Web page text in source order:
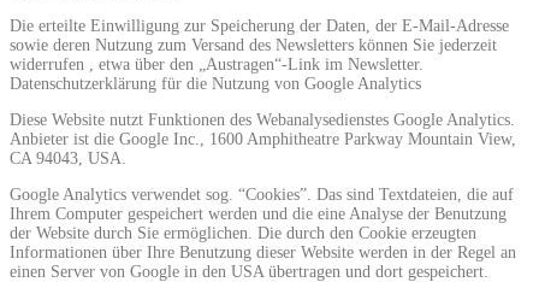
Die erteilte Einwilligung zur Speicherung der Daten, der E-Mail-Adresse
sowie deren Nutzung zum Versand des Newsletters können Sie jederzeit
widerrufen , etwa über den „Austragen“-Link im Newsletter.
Datenschutzerklärung für die Nutzung von Google Analytics
Diese Website nutzt Funktionen des Webanalysedienstes Google Analytics.
Anbieter ist die Google Inc., 1600 Amphitheatre Parkway Mountain View,
CA 94043, USA.
Google Analytics verwendet sog. “Cookies”. Das sind Textdateien, die auf
Ihrem Computer gespeichert werden und die eine Analyse der Benutzung
der Website durch Sie ermöglichen. Die durch den Cookie erzeugten
Informationen über Ihre Benutzung dieser Website werden in der Regel an
einen Server von Google in den USA übertragen und dort gespeichert.